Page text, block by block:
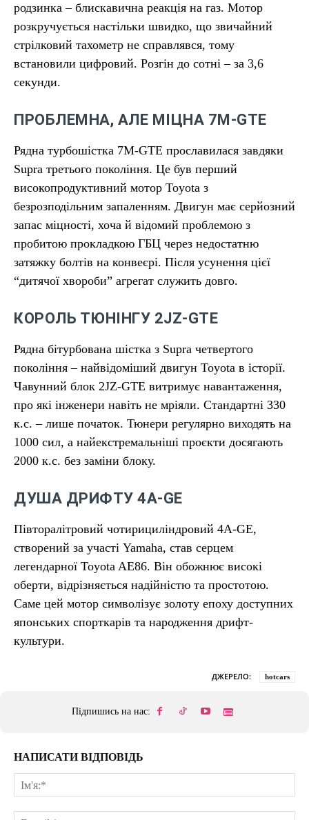
родзинка – блискавична реакція на газ. Мотор
розкручується настільки швидко, що звичайний
стрілковий тахометр не справлявся, тому
встановили цифровий. Розгін до сотні – за 3,6
секунди.
ПРОБЛЕМНА, АЛЕ МІЦНА 7M-GTE
Рядна турбошістка 7M-GTE прославилася завдяки
Supra третього покоління. Це був перший
високопродуктивний мотор Toyota з
безрозподільним запаленням. Двигун має серйозний
запас міцності, хоча й відомий проблемою з
пробитою прокладкою ГБЦ через недостатню
затяжку болтів на конвеєрі. Після усунення цієї
“дитячої хвороби” агрегат служить довго.
КОРОЛЬ ТЮНІНГУ 2JZ-GTE
Рядна бітурбована шістка з Supra четвертого
покоління – найвідоміший двигун Toyota в історії.
Чавунний блок 2JZ-GTE витримує навантаження,
про які інженери навіть не мріяли. Стандартні 330
к.с. – лише початок. Тюнери регулярно виходять на
1000 сил, а найекстремальніші проєкти досягають
2000 к.с. без заміни блоку.
ДУША ДРИФТУ 4A-GE
Півторалітровий чотирициліндровий 4A-GE,
створений за участі Yamaha, став серцем
легендарної Toyota AE86. Він обожнює високі
оберти, відрізняється надійністю та простотою.
Саме цей мотор символізує золоту епоху доступних
японських спорткарів та народження дрифт-
культури.
ДЖЕРЕЛО: hotcars
Підпишись на нас:
НАПИСАТИ ВІДПОВІДЬ